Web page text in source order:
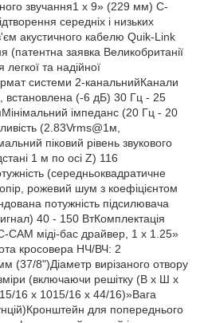
звучання1 x 9» (229 мм) C-
середніх і низьких
акустичного кабелю Quik-Link
(патентна заявка Великобританії
та надійної
системи 2-канальнийКанали
встановлена (-6 дБ) 30 Гц - 25
імпеданс (20 Гц - 20
(2.83Vrms@1м,
піковий рівень звукового
1 м по осі Z) 116
(середньоквадратичне
рожевий шум з коефіцієнтом
потужність підсилювача
40 - 150 ВтКомплектація
CAM міді-бас драйвер, 1 x 1.25»
кросовера НЧ/ВЧ: 2
(37/8")Діаметр вирізаного отвору
(включаючи решітку (В х Ш х
16 x 1015/16 x 44/16)»Вага
для попереднього